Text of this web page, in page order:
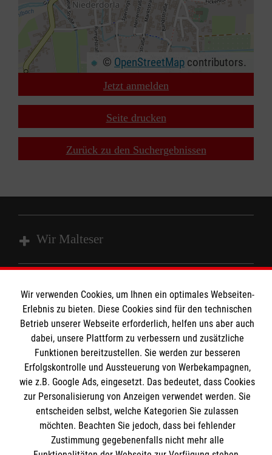
© OpenStreetMap contributors.
Jetzt anmelden
Seite drucken
Zurück zu den Suchergebnissen
Wir Malteser
Das MBZ Westfalen
Spenden
Wir Malteser
Informationen
Downloads
Kontakt
Impressum
Datenschutz
Barrierefreiheit
Malteser online
Malteserorden
Malteser Jugend
Spendenkonto
Wir verwenden Cookies, um Ihnen ein optimales Webseiten-
Erlebnis zu bieten. Diese Cookies sind für den technischen
Betrieb unserer Webseite erforderlich, helfen uns aber auch
dabei, unsere Plattform zu verbessern und zusätzliche
Funktionen bereitzustellen. Sie werden zur besseren
Erfolgskontrolle und Aussteuerung von Werbekampagnen,
wie z.B. Google Ads, eingesetzt. Das bedeutet, dass Cookies
zur Personalisierung von Anzeigen verwendet werden. Sie
entscheiden selbst, welche Kategorien Sie zulassen
möchten. Beachten Sie jedoch, dass bei fehlender
Zustimmung gegebenenfalls nicht mehr alle